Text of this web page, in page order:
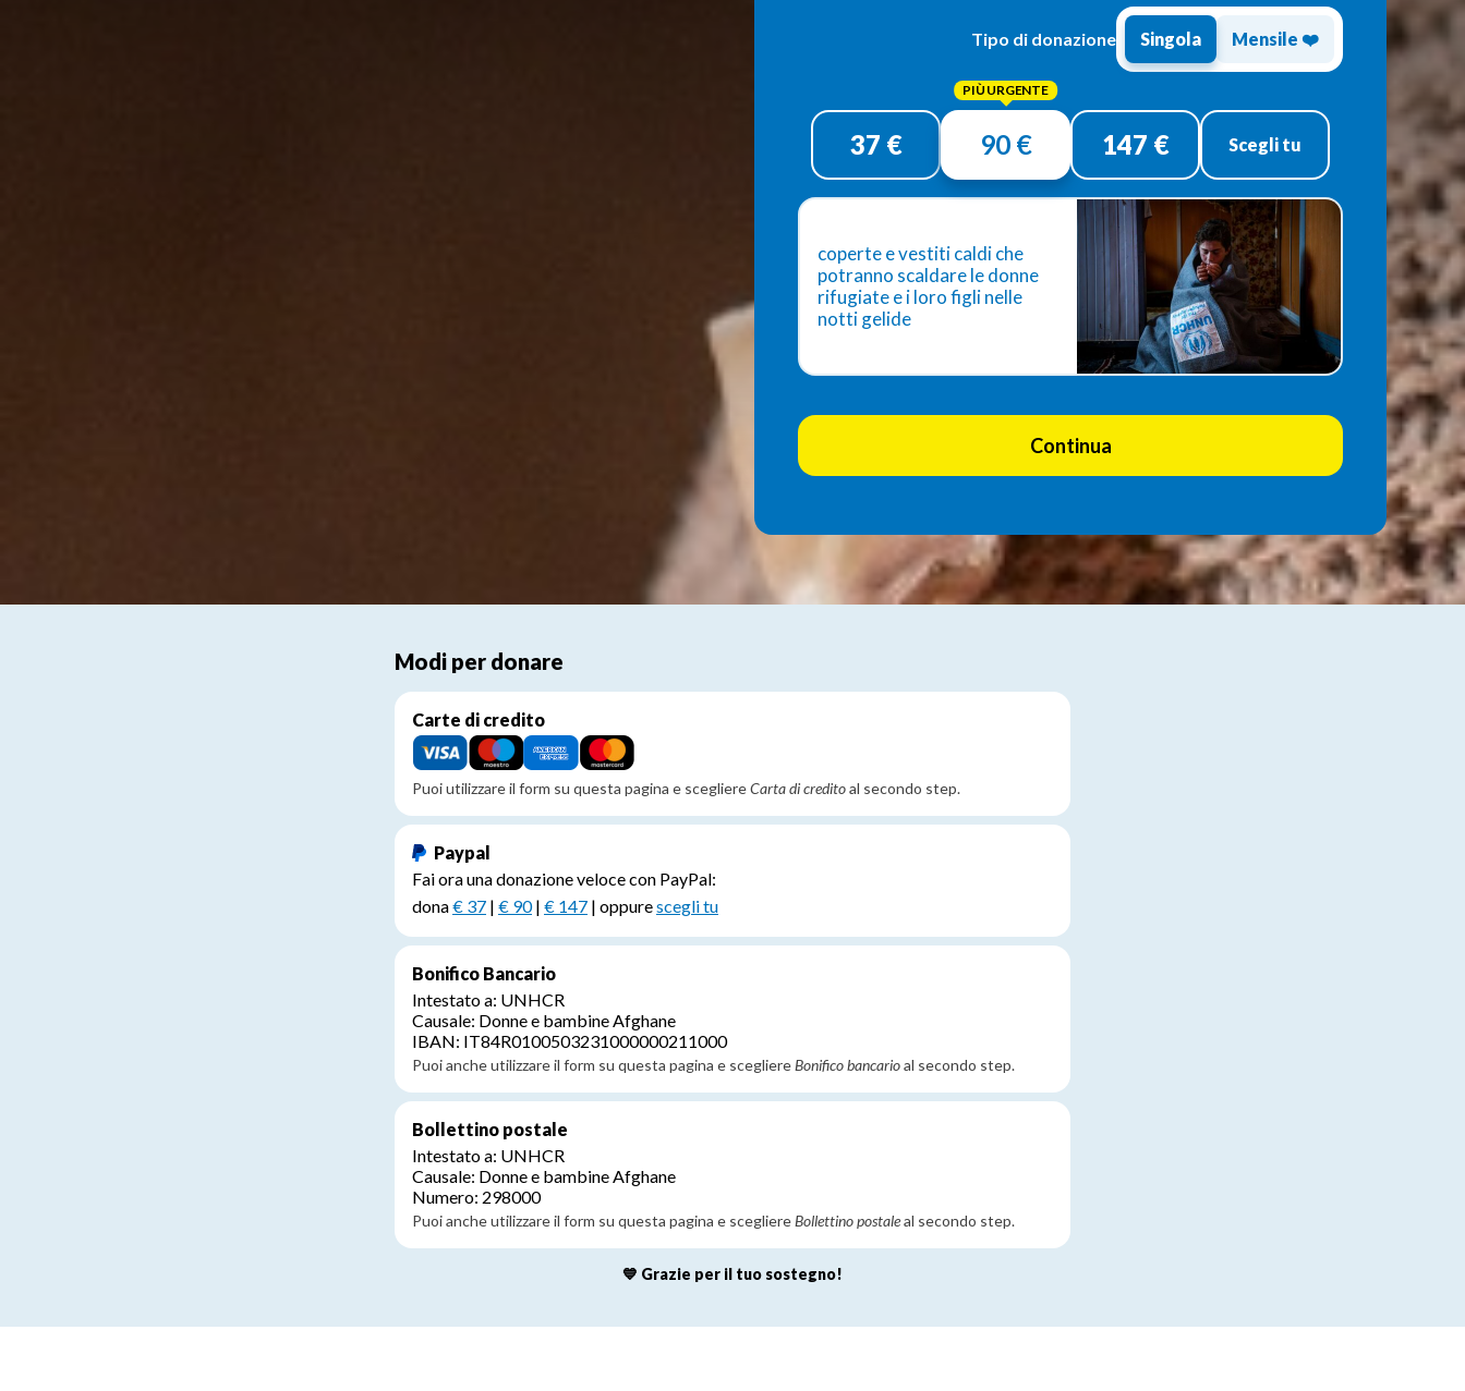
Tipo di donazione Singola Mensile ❤️
Donazione
37 € 90 € 147 € Scegli tu
coperte e vestiti caldi che
potranno scaldare le donne
rifugiate e i loro figli nelle
notti gelide
Modi per donare
Carte di credito
Puoi utilizzare il form su questa pagina e scegliereCarta di creditoal secondo step.
Paypal
Fai ora una donazione veloce con PayPal:
dona€ 37 | € 90| € 147 | oppurescegli tu
Bonifico Bancario
Intestato a: UNHCR
Causale: Donne e bambine Afghane
IBAN: IT84R0100503231000000211000
Puoi anche utilizzare il form su questa pagina e scegliereBonifico bancarioal secondo step.
Bollettino postale
Intestato a: UNHCR
Causale: Donne e bambine Afghane
Numero: 298000
Puoi anche utilizzare il form su questa pagina e scegliereBollettino postaleal secondo step.
💙 Grazie per il tuo sostegno!